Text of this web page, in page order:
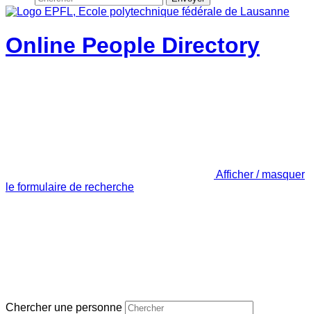
Online People Directory
Afficher / masquer
le formulaire de recherche
Chercher une personne